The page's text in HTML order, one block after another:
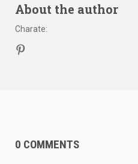
About the author
Charate:
0 COMMENTS